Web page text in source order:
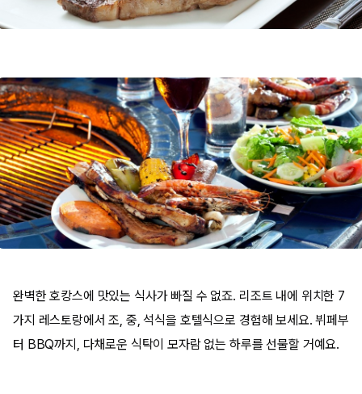
완벽한 호캉스에 맛있는 식사가 빠질 수 없죠. 리조트 내에 위치한 7
가지 레스토랑에서 조, 중, 석식을 호텔식으로 경험해 보세요. 뷔페부
터 BBQ까지, 다채로운 식탁이 모자람 없는 하루를 선물할 거예요.